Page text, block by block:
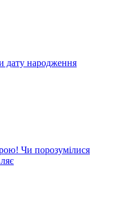
дату народження
Чи порозумілися